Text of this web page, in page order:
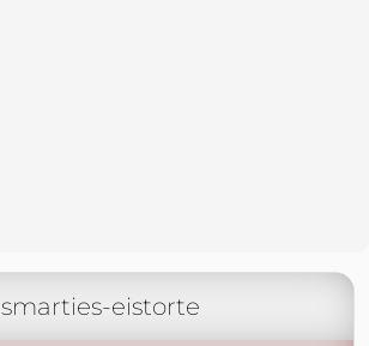
smarties-eistorte